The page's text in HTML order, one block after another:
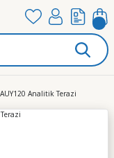
Analitik Terazi